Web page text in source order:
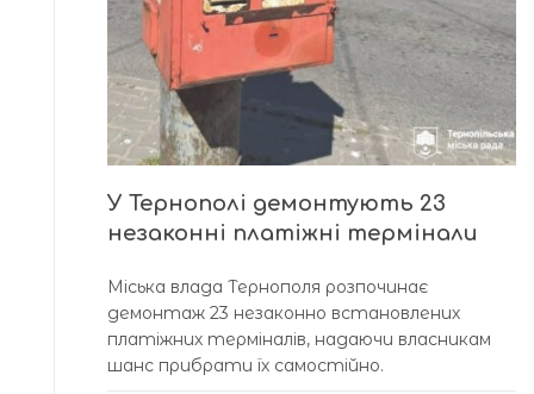
У Тернополі демонтують 23
незаконні платіжні термінали
Міська влада Тернополя розпочинає
демонтаж 23 незаконно встановлених
платіжних терміналів, надаючи власникам
шанс прибрати їх самостійно.